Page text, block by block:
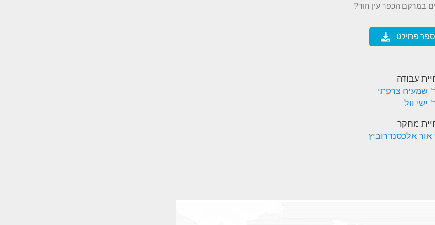
במרקם הכפר עין חוד?
ספר פרויקט
עבודה
שמעיה צרפתי
ישי וול
מחקר
אור אלכסנדרוביץ'